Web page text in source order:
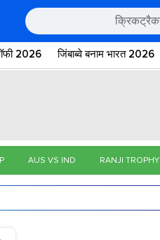
2026 जिंबाब्वे बनाम भारत 2026
AUS VS IND RANJI TROPHY